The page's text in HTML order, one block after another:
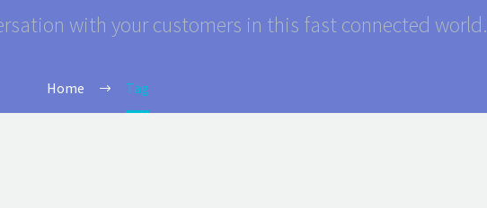
with your customers in this fast connected world.
Home Tag